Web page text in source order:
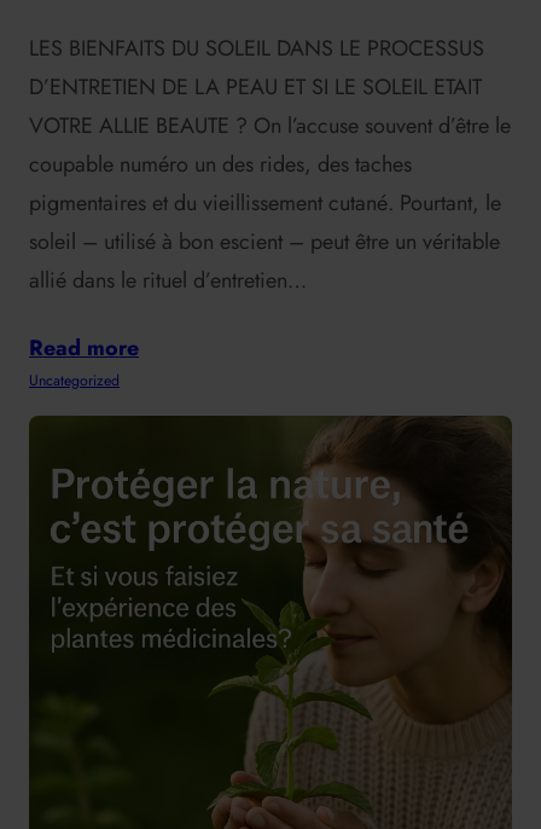
LES BIENFAITS DU SOLEIL DANS LE PROCESSUS
D’ENTRETIEN DE LA PEAU ET SI LE SOLEIL ETAIT
VOTRE ALLIE BEAUTE ? On l’accuse souvent d’être le
coupable numéro un des rides, des taches
pigmentaires et du vieillissement cutané. Pourtant, le
soleil – utilisé à bon escient – peut être un véritable
allié dans le rituel d’entretien…
Read more
Uncategorized